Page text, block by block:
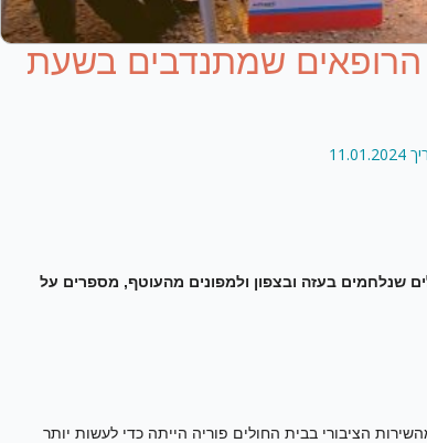
הרופאים שמתנדבים בשעת
שנלחמים בעזה ובצפון ולמפונים מהעוטף, מספרים על
הציבורי בבית החולים פוריה הייתה כדי לעשות יותר